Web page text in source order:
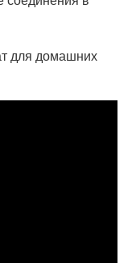
для домашних